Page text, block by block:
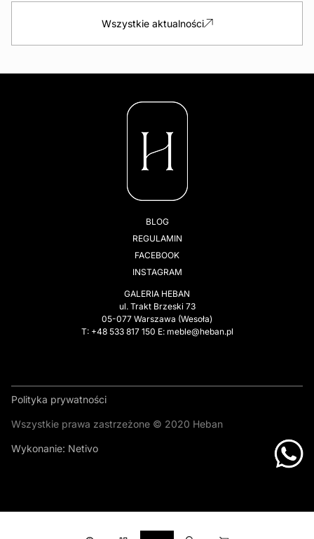
Wszystkie aktualności
BLOG
REGULAMIN
FACEBOOK
INSTAGRAM
GALERIA HEBAN
ul. Trakt Brzeski 73
05-077 Warszawa (Wesoła)
T: +48 533 817 150 E: meble@heban.pl
Polityka prywatności
Wszystkie prawa zastrzeżone © 2020 Heban
Wykonanie: Netivo